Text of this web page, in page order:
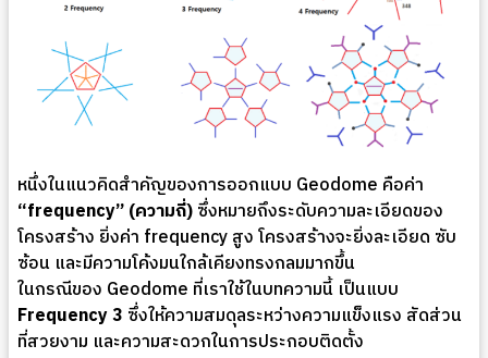
หนึ่งในแนวคิดสำคัญของการออกแบบ Geodome คือค่า
“frequency” (ความถี่)ซึ่งหมายถึงระดับความละเอียดของ
โครงสร้าง ยิ่งค่า frequency สูง โครงสร้างจะยิ่งละเอียด ซับ
ซ้อน และมีความโค้งมนใกล้เคียงทรงกลมมากขึ้น
ในกรณีของ Geodome ที่เราใช้ในบทความนี้ เป็นแบบ
Frequency 3 ซึ่งให้ความสมดุลระหว่างความแข็งแรง สัดส่วน
ที่สวยงาม และความสะดวกในการประกอบติดตั้ง